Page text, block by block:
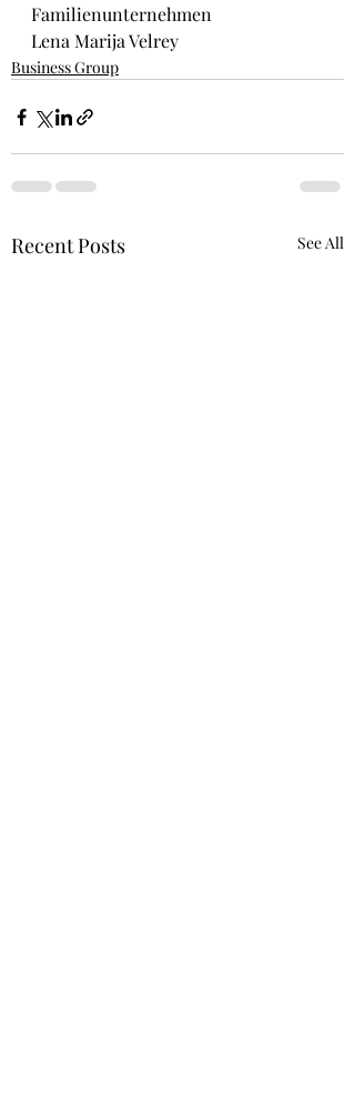
Familienunternehmen
Lena Marija Velrey
Business Group
Recent Posts See All